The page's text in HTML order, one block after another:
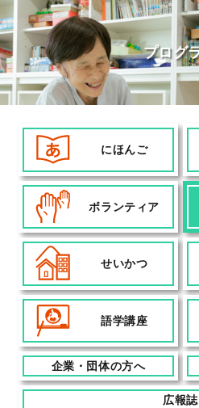
プログ
にほんご
ボランティア
せいかつ
語学講座
企業・団体の方へ
広報誌